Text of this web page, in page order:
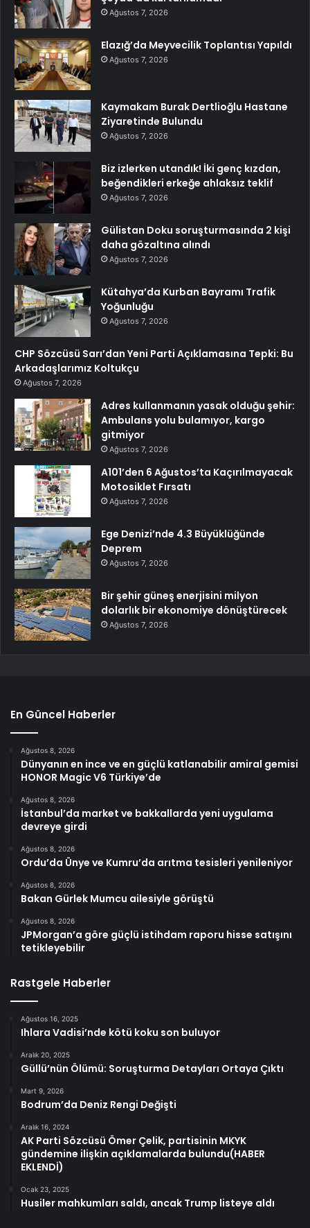
Ağustos 7, 2026
Elazığ’da Meyvecilik Toplantısı Yapıldı
Ağustos 7, 2026
Kaymakam Burak Dertlioğlu Hastane
Ziyaretinde Bulundu
Ağustos 7, 2026
Biz izlerken utandık! İki genç kızdan,
beğendikleri erkeğe ahlaksız teklif
Ağustos 7, 2026
Gülistan Doku soruşturmasında 2 kişi
daha gözaltına alındı
Ağustos 7, 2026
Kütahya’da Kurban Bayramı Trafik
Yoğunluğu
Ağustos 7, 2026
CHP Sözcüsü Sarı’dan Yeni Parti Açıklamasına Tepki: Bu
Arkadaşlarımız Koltukçu
Ağustos 7, 2026
Adres kullanmanın yasak olduğu şehir:
Ambulans yolu bulamıyor, kargo
gitmiyor
Ağustos 7, 2026
A101’den 6 Ağustos’ta Kaçırılmayacak
Motosiklet Fırsatı
Ağustos 7, 2026
Ege Denizi’nde 4.3 Büyüklüğünde
Deprem
Ağustos 7, 2026
Bir şehir güneş enerjisini milyon
dolarlık bir ekonomiye dönüştürecek
Ağustos 7, 2026
En Güncel Haberler
Ağustos 8, 2026
Dünyanın en ince ve en güçlü katlanabilir amiral gemisi
HONOR Magic V6 Türkiye’de
Ağustos 8, 2026
İstanbul’da market ve bakkallarda yeni uygulama
devreye girdi
Ağustos 8, 2026
Ordu’da Ünye ve Kumru’da arıtma tesisleri yenileniyor
Ağustos 8, 2026
Bakan Gürlek Mumcu ailesiyle görüştü
Ağustos 8, 2026
JPMorgan’a göre güçlü istihdam raporu hisse satışını
tetikleyebilir
Rastgele Haberler
Ağustos 16, 2025
Ihlara Vadisi’nde kötü koku son buluyor
Aralık 20, 2025
Güllü’nün Ölümü: Soruşturma Detayları Ortaya Çıktı
Mart 9, 2026
Bodrum’da Deniz Rengi Değişti
Aralık 16, 2024
AK Parti Sözcüsü Ömer Çelik, partisinin MKYK
gündemine ilişkin açıklamalarda bulundu(HABER
EKLENDİ)
Ocak 23, 2025
Husiler mahkumları saldı, ancak Trump listeye aldı